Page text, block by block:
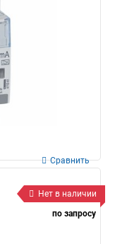
Сравнить
Нет в наличии
по запросу